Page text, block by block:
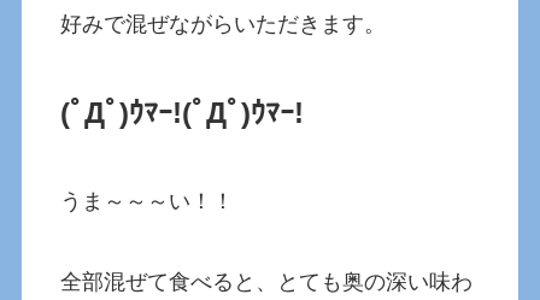
好みで混ぜながらいただきます。
(ﾟДﾟ)ｳﾏｰ!(ﾟДﾟ)ｳﾏｰ!
うま～～～い！！
全部混ぜて食べると、とても奥の深い味わ